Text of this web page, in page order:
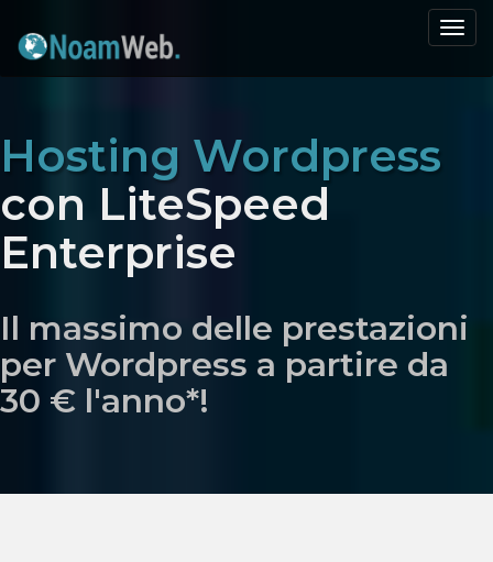
Hosting Wordpress
con LiteSpeed
Enterprise
Il massimo delle prestazioni
per Wordpress a partire da
30 € l'anno*!